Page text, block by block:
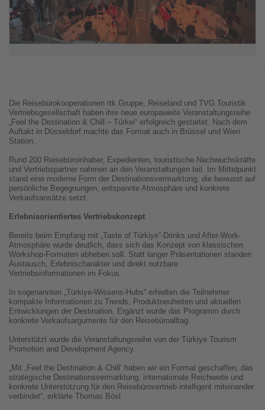
Die Reisebürokooperationen rtk Gruppe, Reiseland und TVG Touristik
Vertriebsgesellschaft haben ihre neue europaweite Veranstaltungsreihe
„Feel the Destination & Chill – Türkei“ erfolgreich gestartet. Nach dem
Auftakt in Düsseldorf machte das Format auch in Brüssel und Wien
Station.
Rund 200 Reisebüroinhaber, Expedienten, touristische Nachwuchskräfte
und Vertriebspartner nahmen an den Veranstaltungen teil. Im Mittelpunkt
stand eine moderne Form der Destinationsvermarktung, die bewusst auf
persönliche Begegnungen, entspannte Atmosphäre und konkrete
Verkaufsansätze setzt.
Erlebnisorientiertes Vertriebskonzept
Bereits beim Empfang mit „Taste of Türkiye“-Drinks und After-Work-
Atmosphäre wurde deutlich, dass sich das Konzept von klassischen
Workshop-Formaten abheben soll. Statt langer Präsentationen standen
Austausch, Erlebnischarakter und direkt nutzbare
Vertriebsinformationen im Fokus.
In sogenannten „Türkiye-Wissens-Hubs“ erhielten die Teilnehmer
kompakte Informationen zu Trends, Produktneuheiten und aktuellen
Entwicklungen der Destination. Ergänzt wurde das Programm durch
konkrete Verkaufsargumente für den Reisebüroalltag.
Unterstützt wurde die Veranstaltungsreihe von der Türkiye Tourism
Promotion and Development Agency.
„Mit ,Feel the Destination & Chill‘ haben wir ein Format geschaffen, das
strategische Destinationsvermarktung, internationale Reichweite und
konkrete Unterstützung für den Reisebürovertrieb intelligent miteinander
verbindet“, erklärte Thomas Bösl.